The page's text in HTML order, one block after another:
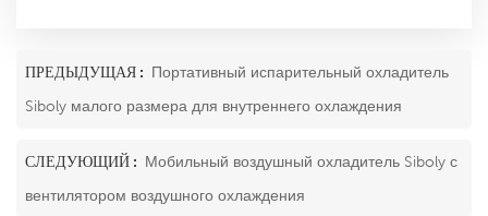
ПРЕДЫДУЩАЯ : Портативный испарительный охладитель
Siboly малого размера для внутреннего охлаждения
СЛЕДУЮЩИЙ : Мобильный воздушный охладитель Siboly с
вентилятором воздушного охлаждения